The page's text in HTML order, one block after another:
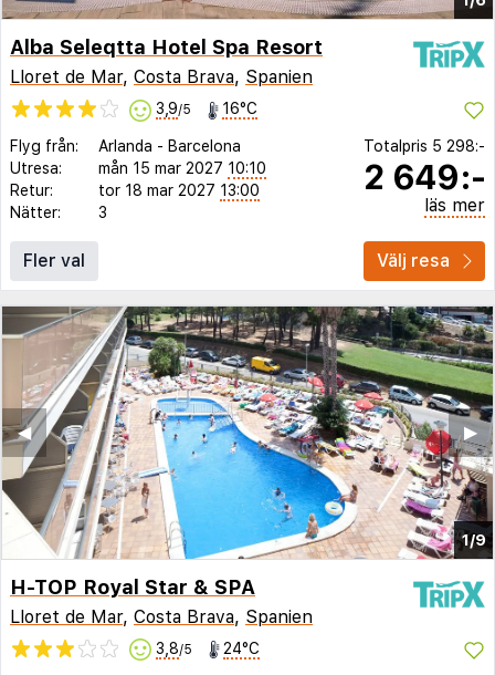
Alba Seleqtta Hotel Spa Resort
Lloret de Mar, Costa Brava, Spanien
3,9/5 16°C
Flyg från: Arlanda - Barcelona
Utresa:
mån 15 mar 2027 10:10
Retur:
tor 18 mar 2027 13:00
Nätter:
3
Totalpris 5 298:-
2 649:-
läs mer
Fler val Välj resa
1/9
▶︎
◀︎
H-TOP Royal Star & SPA
Lloret de Mar, Costa Brava, Spanien
3,8/5 24°C